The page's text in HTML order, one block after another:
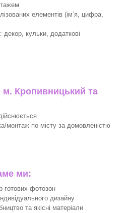
елементів (ім’я, цифра,
кульки, додаткові
м. Кропивницький та
монтаж по місту за домовленістю
ми:
готових фотозон
дизайну
та якісні матеріали